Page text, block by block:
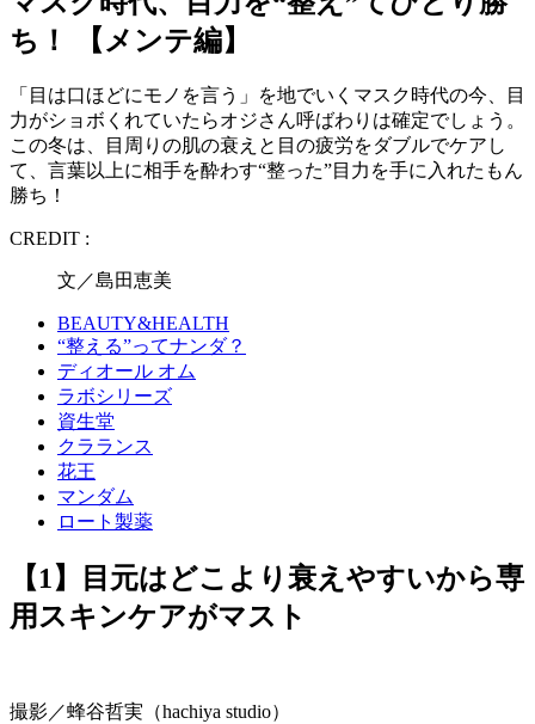
ち！ 【メンテ編】
「目は口ほどにモノを言う」を地でいくマスク時代の今、目
力がショボくれていたらオジさん呼ばわりは確定でしょう。
この冬は、目周りの肌の衰えと目の疲労をダブルでケアし
て、言葉以上に相手を酔わす“整った”目力を手に入れたもん
勝ち！
CREDIT :
文／島田恵美
BEAUTY&HEALTH
“整える”ってナンダ？
ディオール オム
ラボシリーズ
資生堂
クラランス
花王
マンダム
ロート製薬
【1】目元はどこより衰えやすいから専
用スキンケアがマスト
撮影／蜂谷哲実（hachiya studio）